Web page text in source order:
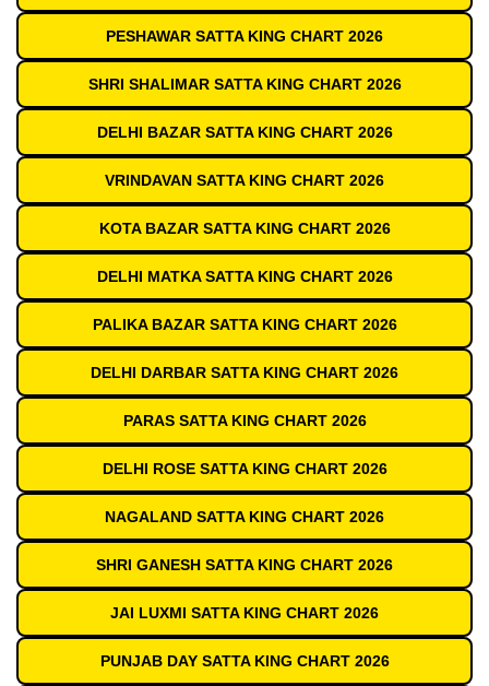
PESHAWAR SATTA KING CHART 2026
SHRI SHALIMAR SATTA KING CHART 2026
DELHI BAZAR SATTA KING CHART 2026
VRINDAVAN SATTA KING CHART 2026
KOTA BAZAR SATTA KING CHART 2026
DELHI MATKA SATTA KING CHART 2026
PALIKA BAZAR SATTA KING CHART 2026
DELHI DARBAR SATTA KING CHART 2026
PARAS SATTA KING CHART 2026
DELHI ROSE SATTA KING CHART 2026
NAGALAND SATTA KING CHART 2026
SHRI GANESH SATTA KING CHART 2026
JAI LUXMI SATTA KING CHART 2026
PUNJAB DAY SATTA KING CHART 2026